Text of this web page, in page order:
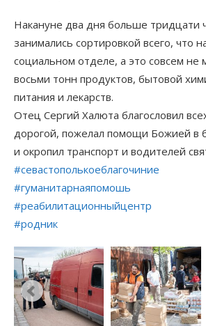
Накануне два дня больше тридцати
занимались сортировкой всего, что
социальном отделе, а это совсем не
восьми тонн продуктов, бытовой
питания и лекарств.
Отец Сергий Халюта благословил
дорогой, пожелал помощи Божией в
и окропил транспорт и водителей
#севастополькоеблагочиние
#гуманитарнаяпомошь
#реабилитационныйцентр
#родник